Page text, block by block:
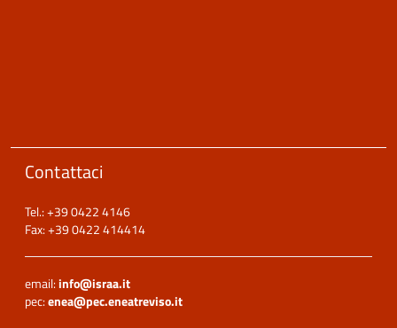
Contattaci
Tel.: +39 0422 4146
Fax: +39 0422 414414
email:info@israa.it
pec:enea@pec.eneatreviso.it